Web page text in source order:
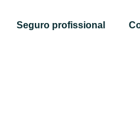
Seguro profissional